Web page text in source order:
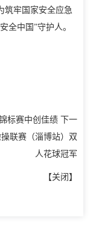
筑牢国家安全应急
全中国”守护人。
标赛中创佳绩下一
联赛（淄博站）双
人花球冠军
【关闭 】